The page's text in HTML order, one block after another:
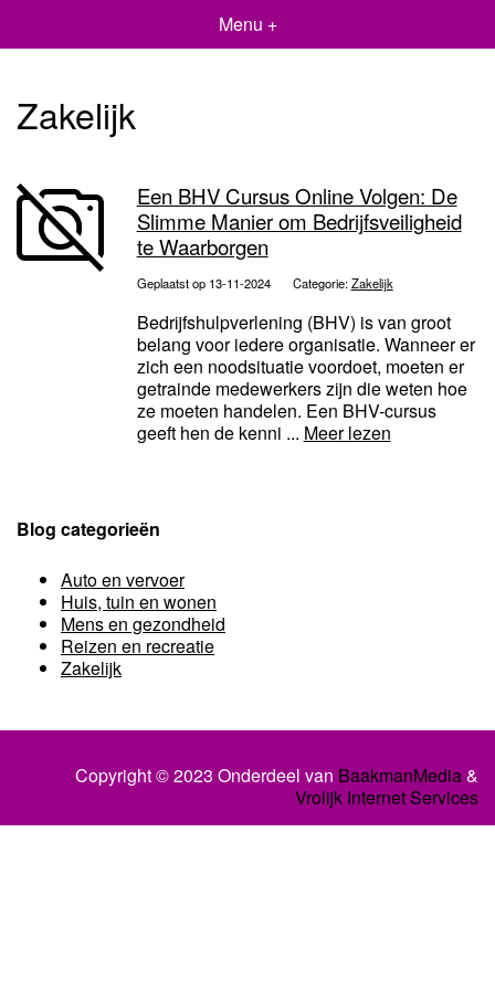
Menu +
Zakelijk
Een BHV Cursus Online Volgen: De
Slimme Manier om Bedrijfsveiligheid
te Waarborgen
Geplaatst op 13-11-2024 Categorie:Zakelijk
Bedrijfshulpverlening (BHV) is van groot
belang voor iedere organisatie. Wanneer er
zich een noodsituatie voordoet, moeten er
getrainde medewerkers zijn die weten hoe
ze moeten handelen. Een BHV-cursus
geeft hen de kenni ... Meer lezen
Blog categorieën
Auto en vervoer
Huis, tuin en wonen
Mens en gezondheid
Reizen en recreatie
Zakelijk
Copyright © 2023 Onderdeel van BaakmanMedia&
Vrolijk Internet Services